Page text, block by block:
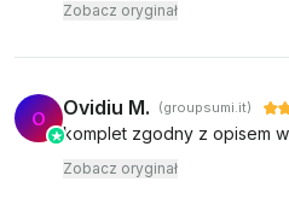
Zobacz oryginał
O Ovidiu M. (groupsumi.it)
komplet zgodny z opisem
Zobacz oryginał